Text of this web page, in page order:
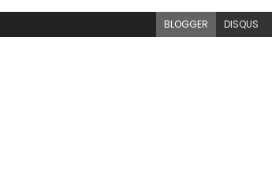
BLOGGER DISQUS